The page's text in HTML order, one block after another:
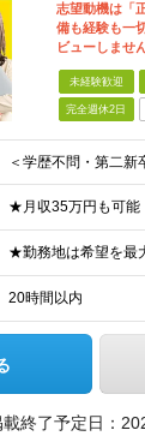
志望動機は「
備も経験も一
ビューしませ
未経験歓迎
完全週休2日
20時間以内
終了予定日：